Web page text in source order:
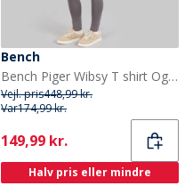
Bench
Bench Piger Wibsy T shirt Og Leggings Sæt Charcoal
Vejl. pris448,99 kr.
Var174,99 kr.
Current
149,99 kr.
Halv pris eller mindre